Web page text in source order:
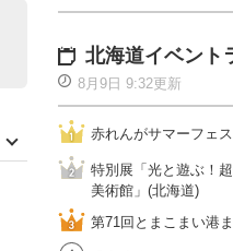
北海道イベント
8月9日 9:32更新
赤れんがサマーフェ
特別展「光と遊ぶ！
美術館」(北海道)
第71回とまこまい港